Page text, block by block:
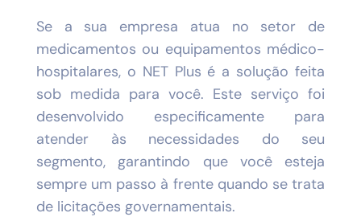
Se a sua empresa atua no setor de
medicamentos ou equipamentos médico-
hospitalares, o NET Plus é a solução feita
sob medida para você. Este serviço foi
desenvolvido especificamente para
atender às necessidades do seu
segmento, garantindo que você esteja
sempre um passo à frente quando se trata
de licitações governamentais.